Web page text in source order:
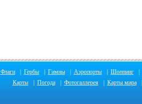
Флаги Гербы Гимны Аэропорты Шоппинг
Карты
Погода Фотогаллерея Карты мира